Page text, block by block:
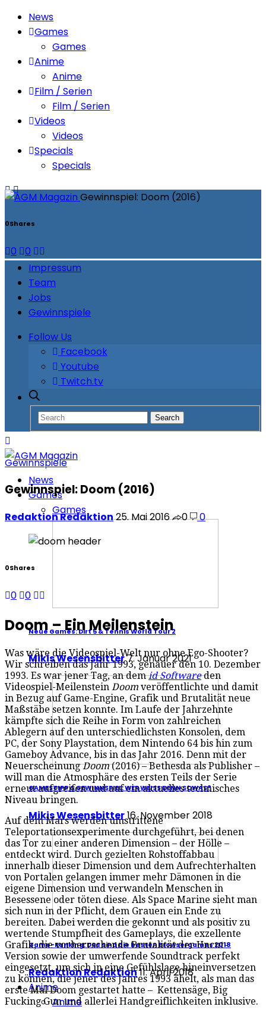
News
Games
Games
Anime
Anime
Film / Serien
Film / Serien
Videos
Videos
Specials
Specials
Gewinnspiel: Doom (2016)
0Shares
0
0
Impressum
Team
Jobs
Gewinnspiele
Follow Us
Facebook
Youtube
Twitch.tv
News
Games
Games
Neue Games: Dirt 5 & Tennis World Tour 2
Mikis Wesensbitter7. Januar 2021
GAMESTIPP & GEWINNSPIEL: WER WEISS DENN SOWAS?
Mikis Wesensbitter16. November 2018
Game-Ranking: Das sind die besten Browsergames 2018
Redaktion Redaktion11. April 2018
Anime
Anime
Gewinnspiele
Gewinnspiel: Doom (2016)
Redaktion Redaktion25. Mai 2016 0 0
0Shares
0 0
Doom – Ein Meilenstein
Was wäre die Videospiel-Welt nur ohne Ego-Shooter?
Wir schreiben das Jahr 1993, genauer den 10. Dezember
1993. Es war jener Tag, an demid Softwareden
Videospiel-Meilenstein Doom veröffentlichte und damit
in Bezug auf Game-Engine, Grafik und Brutalität neue
Maßstäbe setzen konnte. Im Laufe der Jahrzehnte
kämpfte sich die Reihe in Form von zahlreichen
Ablegern auf den unterschiedlichsten Konsolen, dem
PC, der Sony Playstation, dem Nintendo 64 bis hin zum
Gameboy Advance, bis in das Jahr 2016. Denn mit der
NeuerscheinungDoom(2016) – Bethesda als Publisher –
will man die Atmosphäre des ersten Teils der Serie
erneut aufgreifen und auf ein aktuelles technisches
Niveau bringen.
Auf dem Mars werden umstrittene
Teleportationsexperimente durchgeführt, bei denen
das Tor zu einer anderen Dimension – der Hölle –
entdeckt wird. Durch gezielten Rohstoffabbau
innerhalb dieser Dimension und dem Aufrechterhalten
von Portalen gelangen immer mehr Dämonen in die
eigene Dimension und verwandeln Menschen in
Besessene oder töten diese. Als Space Marine sieht man
sich nun in der Pflicht, dem Grauen ein Ende zu
bereiten. Dabei werden die gekonnt und als positiv zu
wertende Stumpfheit des Gameplays, die exzellente
Grafik, die vorherrschende Brutalität der Uncut-
Version sowie der umwerfende Soundtrack perfekt
eingesetzt, um sich in eine Gefühlslage hineinversetzen
zu können, die jener des Jahres 1993 ähelt, als man das
erste Mal Doom gestartet hatte – Kettensäge, Big
Fucking Gun und allerlei Handgreiflichkeiten inklusive.